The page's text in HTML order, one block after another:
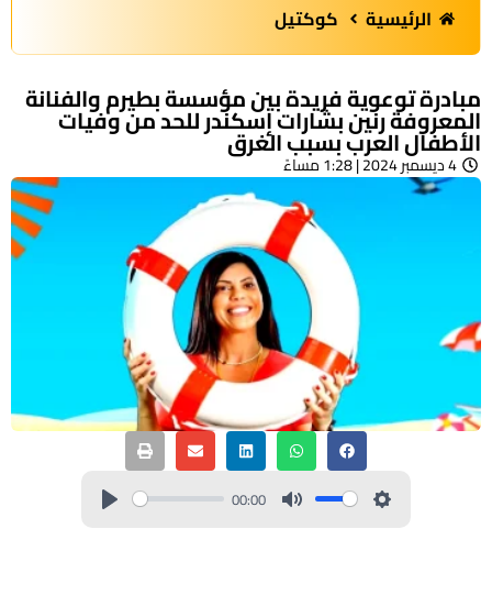
الرئيسية كوكتيل
مبادرة توعوية فريدة بين مؤسسة بطيرم والفنانة
المعروفة رنين بشارات إسكندر للحد من وفيات
الأطفال العرب بسبب الغرق
4 ديسمبر 2024 | 1:28 مساءً
00:00